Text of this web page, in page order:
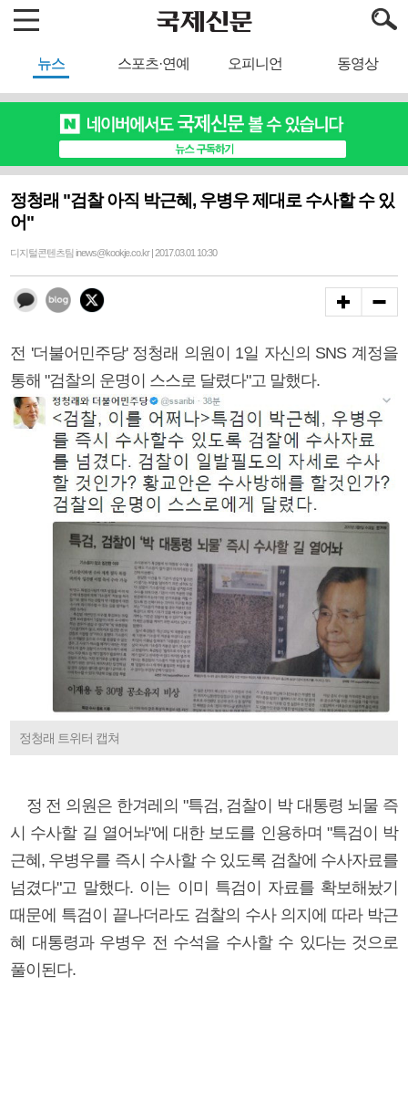
뉴스 스포츠·연예 오피니언 동영상
정청래 "검찰 아직 박근혜, 우병우 제대로 수사할 수 있
어"
디지털콘텐츠팀 inews@kookje.co.kr | 2017.03.01 10:30
전 '더불어민주당' 정청래 의원이 1일 자신의 SNS 계정을
통해 "검찰의 운명이 스스로 달렸다"고 말했다.
정청래 트위터 캡쳐
정 전 의원은 한겨레의 "특검, 검찰이 박 대통령 뇌물 즉
시 수사할 길 열어놔"에 대한 보도를 인용하며 "특검이 박
근혜, 우병우를 즉시 수사할 수 있도록 검찰에 수사자료를
넘겼다"고 말했다. 이는 이미 특검이 자료를 확보해놨기
때문에 특검이 끝나더라도 검찰의 수사 의지에 따라 박근
혜 대통령과 우병우 전 수석을 수사할 수 있다는 것으로
풀이된다.